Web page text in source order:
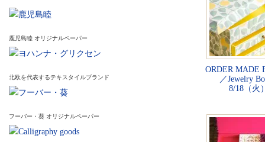
鹿児島睦 オリジナルペーパー
北欧を代表するテキスタイルブランド
フーバー・葵 オリジナルペーパー
ORDER MADE
／Jewelry
8/18（火